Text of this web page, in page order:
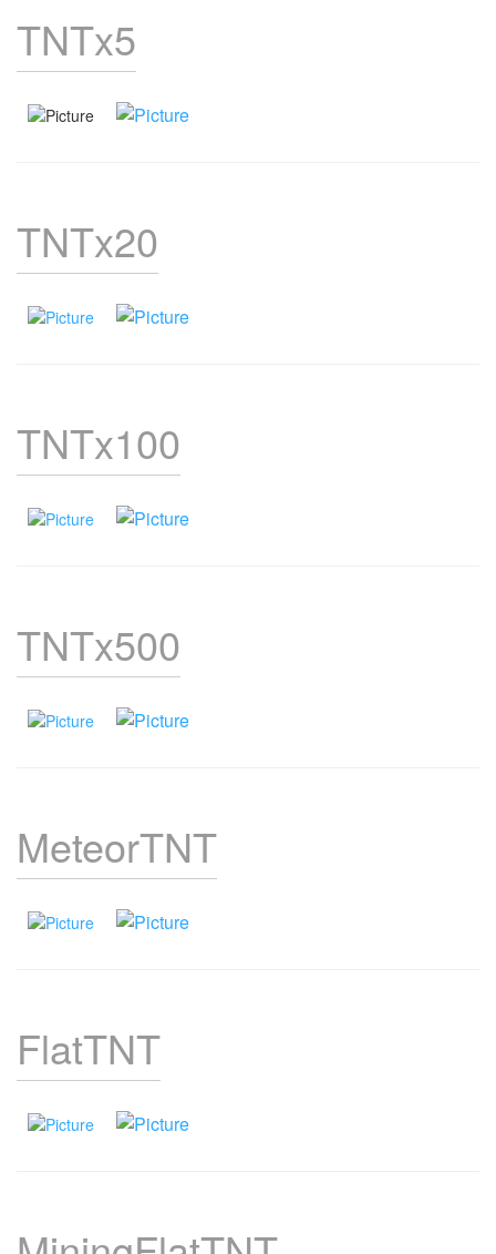
TNTx5
TNTx20
TNTx100
TNTx500
MeteorTNT
FlatTNT